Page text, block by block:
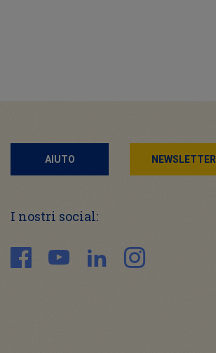
AIUTO NEWSLETTER
I nostri social: